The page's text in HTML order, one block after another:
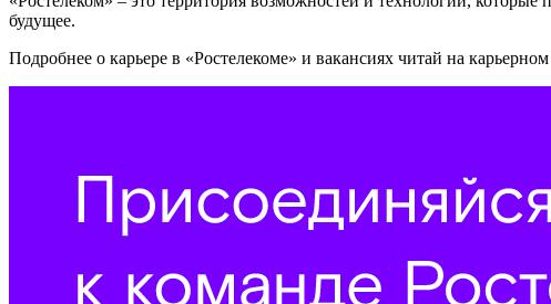
будущее.
Подробнее о карьере в «Ростелекоме» и вакансиях читай на карьерном